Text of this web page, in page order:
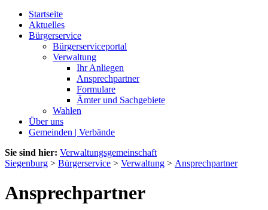
Startseite
Aktuelles
Bürgerservice
Bürgerserviceportal
Verwaltung
Ihr Anliegen
Ansprechpartner
Formulare
Ämter und Sachgebiete
Wahlen
Über uns
Gemeinden | Verbände
Sie sind hier: Verwaltungsgemeinschaft
Siegenburg > Bürgerservice > Verwaltung > Ansprechpartner
Ansprechpartner